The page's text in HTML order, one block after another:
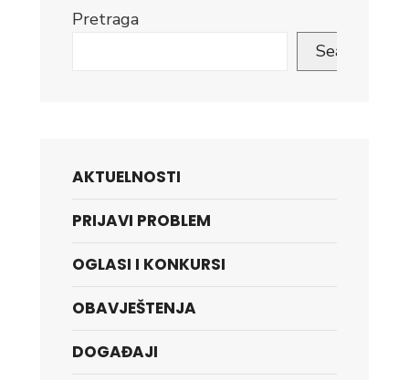
Pretraga
Search
AKTUELNOSTI
PRIJAVI PROBLEM
OGLASI I KONKURSI
OBAVJEŠTENJA
DOGAĐAJI